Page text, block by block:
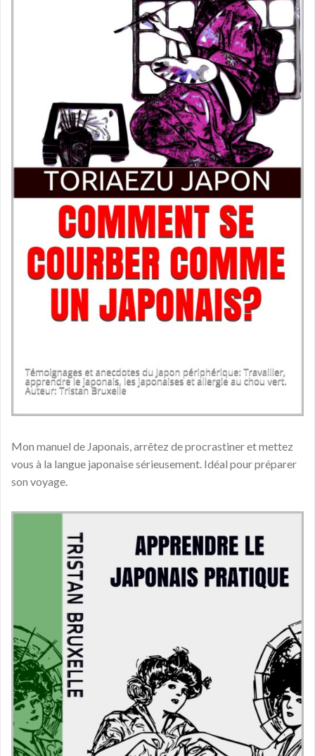
Mon manuel de Japonais, arrêtez de procrastiner et mettez
vous à la langue japonaise sérieusement. Idéal pour préparer
son voyage.